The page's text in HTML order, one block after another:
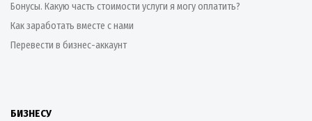
Бонусы. Какую часть стоимости услуги я могу оплатить?
Как заработать вместе с нами
Перевести в бизнес-аккаунт
БИЗНЕСУ